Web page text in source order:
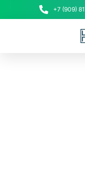
+7 (909)